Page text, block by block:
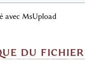
avec MsUpload
du fichier